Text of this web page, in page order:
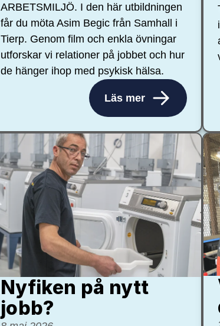
ARBETSMILJÖ. I den här utbildningen
får du möta Asim Begic från Samhall i
Tierp. Genom film och enkla övningar
utforskar vi relationer på jobbet och hur
de hänger ihop med psykisk hälsa.
Läs mer
Nyfiken på nytt
jobb?